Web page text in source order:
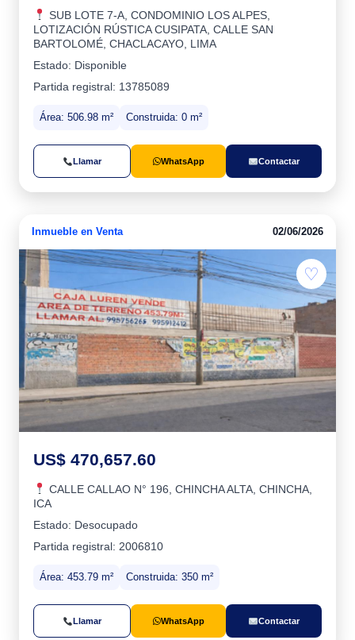
SUB LOTE 7-A, CONDOMINIO LOS ALPES,
LOTIZACIÓN RÚSTICA CUSIPATA, CALLE SAN
BARTOLOMÉ, CHACLACAYO, LIMA
Estado: Disponible
Partida registral: 13785089
Área: 506.98 m² Construida: 0 m²
Llamar WhatsApp Contactar
Inmueble en Venta 02/06/2026
♡
US$ 470,657.60
CALLE CALLAO N° 196, CHINCHA ALTA, CHINCHA,
ICA
Estado: Desocupado
Partida registral: 2006810
Área: 453.79 m² Construida: 350 m²
Llamar WhatsApp Contactar